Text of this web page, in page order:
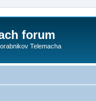
forum
Telemacha